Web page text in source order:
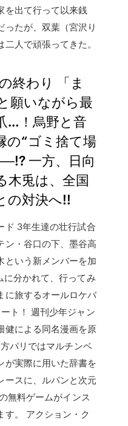
を出て行って以来銭
たが、双葉（宮沢り
人で頑張ってきた。
終わり 「ま
願いながら最
…！烏野と音
の“ゴミ捨て場
一方、日向
木兎は、全国
の対決へ!!
ド 3年生達の壮行試合
ン・谷口の下、墨谷高
という新メンバーを加
分かれて、行ってみ
に旅するオールロケバ
ト！ 週刊少年ジャン
健による同名漫画を原
パリではマルチンベ
が実際に用いた辞書を
ースに、ルパンと次元
無料ゲームがインス
す。 アクション・ク